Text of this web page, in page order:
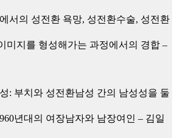
서의 성전환 욕망, 성전환수술, 성전환
미지를 형성해가는 과정에서의 경합 –
: 부치와 성전환남성 간의 남성성을 둘
년대의 여장남자와 남장여인 – 김일